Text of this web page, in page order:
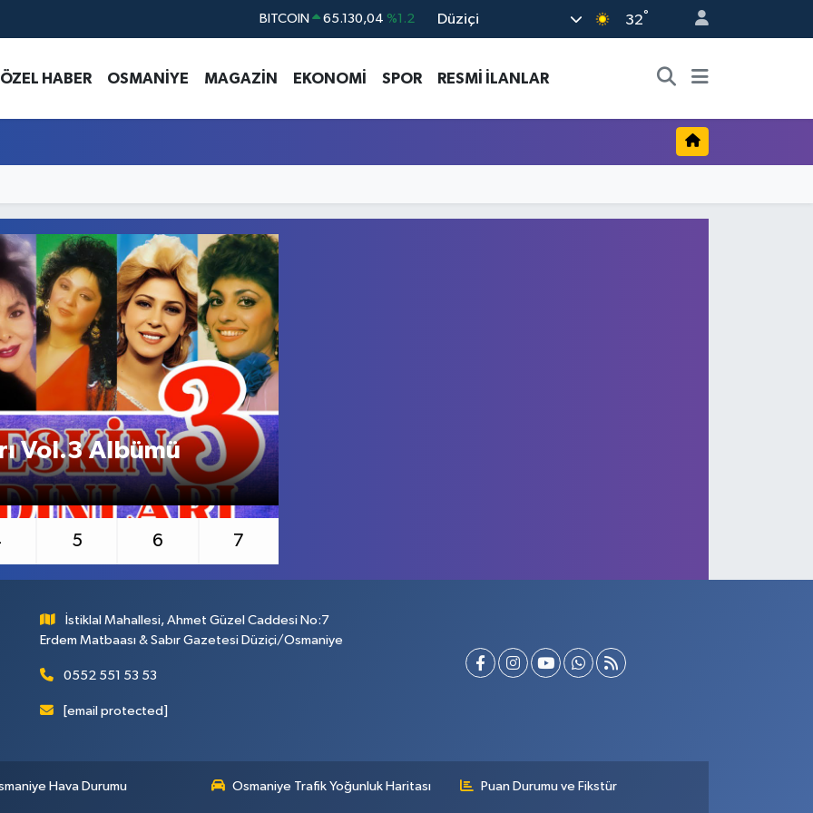
BITCOIN 65.130,04 %1.2
EURO 55,1652 %0.27
STERLİN 64,4046 %0.35
Düziçi 32°
ÖZEL HABER OSMANİYE MAGAZİN EKONOMİ SPOR RESMİ İLANLAR
Vol.3 Albümü
5 6 7
İstiklal Mahallesi, Ahmet Güzel Caddesi No:7
Erdem Matbaası & Sabır Gazetesi Düziçi/Osmaniye
0552 551 53 53
[email protected]
Hava Durumu Osmaniye Trafik Yoğunluk Haritası Puan Durumu ve Fikstür